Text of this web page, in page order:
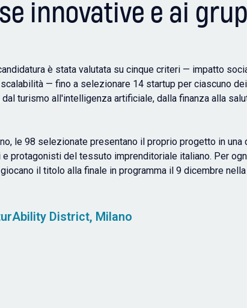
innovative e ai
è stata valutata su cinque criteri — impatto
— fino a selezionare 14 startup per ciascuno
turismo all'intelligenza artificiale, dalla finanza alla
le 98 selezionate presentano il proprio progetto in una
protagonisti del tessuto imprenditoriale italiano. Per
il titolo alla finale in programma il 9 dicembre
District, Milano